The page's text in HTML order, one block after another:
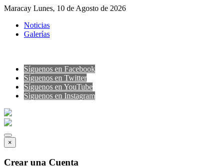
Maracay Lunes, 10 de Agosto de 2026
Noticias
Galerías
Síguenos en Facebook
Síguenos en Twitter
Síguenos en YouTube
Sìguenos en Instagram
×
Crear una Cuenta